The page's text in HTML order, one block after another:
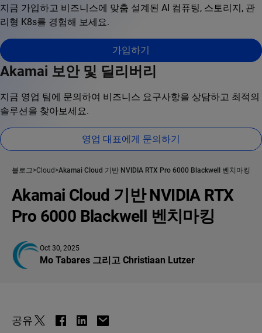
지금 가입하고 비즈니스에 맞춤 설계된 AI 컴퓨팅, 스토리지, 관
리형 K8s를 경험해 보세요.
가입하기
Akamai 보안 및 딜리버리
지금 영업 팀에 문의하여 비즈니스 요구사항을 상담하고 최적의
솔루션을 찾아보세요.
영업 대표에게 문의하기
블로그 Cloud Akamai Cloud 기반 NVIDIA RTX Pro 6000 Blackwell 벤치마킹
Akamai Cloud 기반 NVIDIA RTX
Pro 6000 Blackwell 벤치마킹
Oct 30, 2025
Mo Tabares 그리고 Christiaan Lutzer
공유